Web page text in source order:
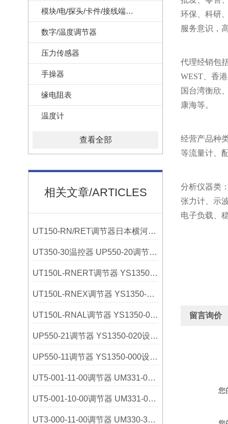
模块/电/探头/卡件/接线端子/记录纸
数字/温度调节器
压力传感器
手操器
缘电阻表
温度计
查看全部
相关文章/ARTICLES
UT150-RN/RET调节器日本横河YOKOGAWA选购指南
UT350-30温控器 UP550-20调节器 日本横河
UT150L-RNERT调节器 YS1350-031设定器 日本横河
UT150L-RNEX调节器 YS1350-030设定器 日本横河
UT150L-RNAL调节器 YS1350-021设定器 日本横河
UP550-21调节器 YS1350-020设定器 日本横河
UP550-11调节器 YS1350-000设定器 日本横河
UT5-001-11-00调节器 UM331-01指示器 日本横河
UT5-001-10-00调节器 UM331-00指示器 日本横河
UT3-000-11-00调节器 UM330-32指示器 日本横河
环保、科研
服务意识，
代理经销包
WEST、香
国台湾衡欣
康海等。
经营产品种
等流量计、
分析仪器类
张力计、示
电子负载、
留言询价
您